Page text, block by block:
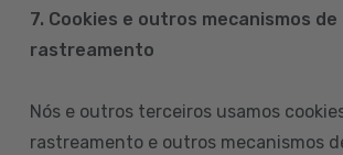
7. Cookies e outros mecanismos de
rastreamento
Nós e outros terceiros usamos
rastreamento e outros mecanismos